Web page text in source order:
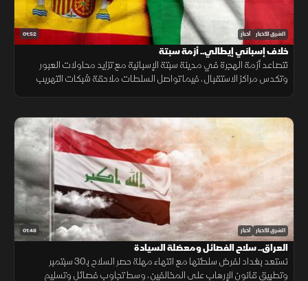
01:52 الشرق للأخبار أخبار
خلاف إسباني إيطالي.. أزمة سبتة
تتصاعد أزمة الهجرة في مدينة سبتة الإسبانية مع تزايد محاولات العبور
وتكدس مراكز الاستقبال، فيما تواصل السلطات ملاحقة شبكات التهريب
01:48 الشرق للأخبار أخبار
العراق.. سلاح الفصائل ومعضلة السيادة
تستعد بغداد لفرض سلطتها مع انتهاء مهلة حصر السلاح بـ30 سبتمبر
وتطبيق قانون الإرهاب على المخالفين، وسط تجاوب فصائل وتسليم